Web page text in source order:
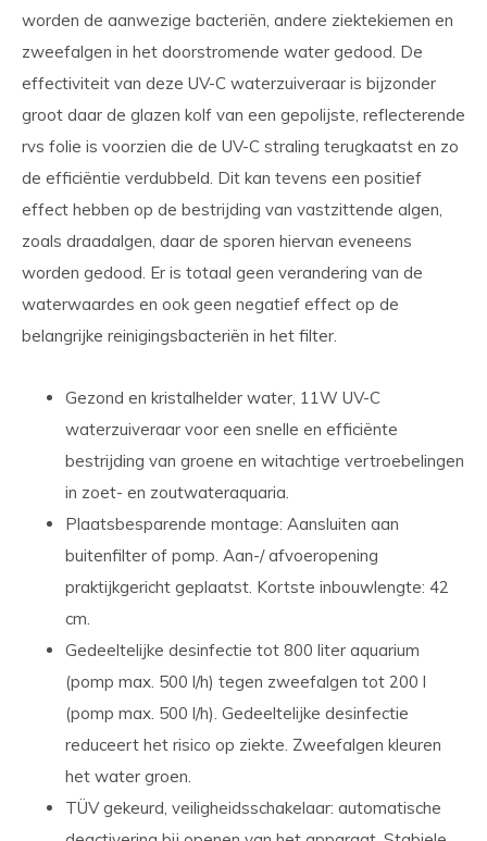
worden de aanwezige bacteriën, andere ziektekiemen en
zweefalgen in het doorstromende water gedood. De
effectiviteit van deze UV-C waterzuiveraar is bijzonder
groot daar de glazen kolf van een gepolijste, reflecterende
rvs folie is voorzien die de UV-C straling terugkaatst en zo
de efficiëntie verdubbeld. Dit kan tevens een positief
effect hebben op de bestrijding van vastzittende algen,
zoals draadalgen, daar de sporen hiervan eveneens
worden gedood. Er is totaal geen verandering van de
waterwaardes en ook geen negatief effect op de
belangrijke reinigingsbacteriën in het filter.
Gezond en kristalhelder water, 11W UV-C
waterzuiveraar voor een snelle en efficiënte
bestrijding van groene en witachtige vertroebelingen
in zoet- en zoutwateraquaria.
Plaatsbesparende montage: Aansluiten aan
buitenfilter of pomp. Aan-/ afvoeropening
praktijkgericht geplaatst. Kortste inbouwlengte: 42
cm.
Gedeeltelijke desinfectie tot 800 liter aquarium
(pomp max. 500 l/h) tegen zweefalgen tot 200 l
(pomp max. 500 l/h). Gedeeltelijke desinfectie
reduceert het risico op ziekte. Zweefalgen kleuren
het water groen.
TÜV gekeurd, veiligheidsschakelaar: automatische